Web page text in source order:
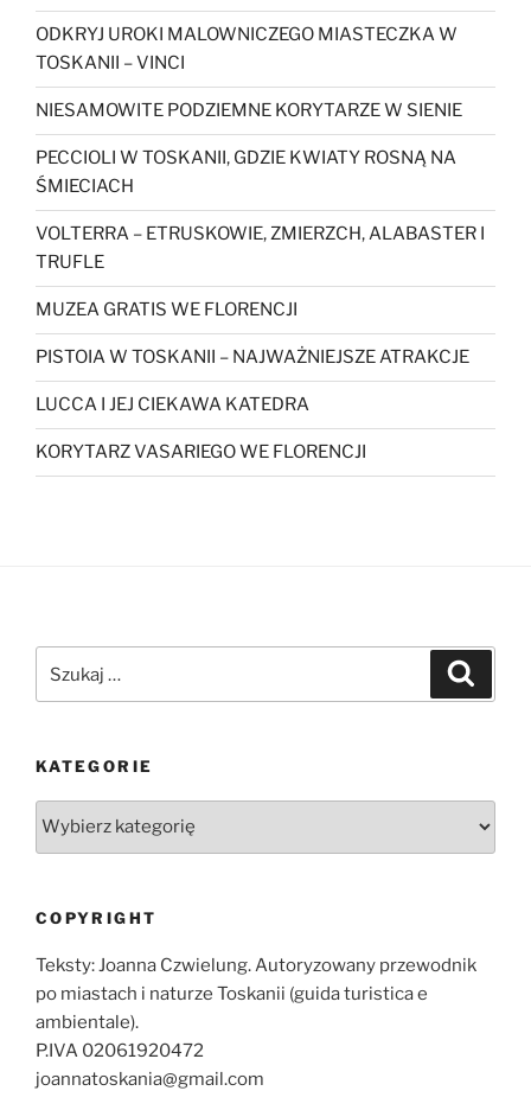
ODKRYJ UROKI MALOWNICZEGO MIASTECZKA W
TOSKANII – VINCI
NIESAMOWITE PODZIEMNE KORYTARZE W SIENIE
PECCIOLI W TOSKANII, GDZIE KWIATY ROSNĄ NA
ŚMIECIACH
VOLTERRA – ETRUSKOWIE, ZMIERZCH, ALABASTER I
TRUFLE
MUZEA GRATIS WE FLORENCJI
PISTOIA W TOSKANII – NAJWAŻNIEJSZE ATRAKCJE
LUCCA I JEJ CIEKAWA KATEDRA
KORYTARZ VASARIEGO WE FLORENCJI
KATEGORIE
COPYRIGHT
Teksty: Joanna Czwielung. Autoryzowany przewodnik
po miastach i naturze Toskanii (guida turistica e
ambientale).
P.IVA 02061920472
joannatoskania@gmail.com